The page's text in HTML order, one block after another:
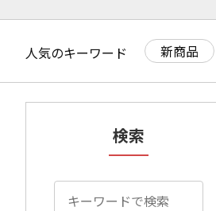
人気のキーワード 新商品
検索